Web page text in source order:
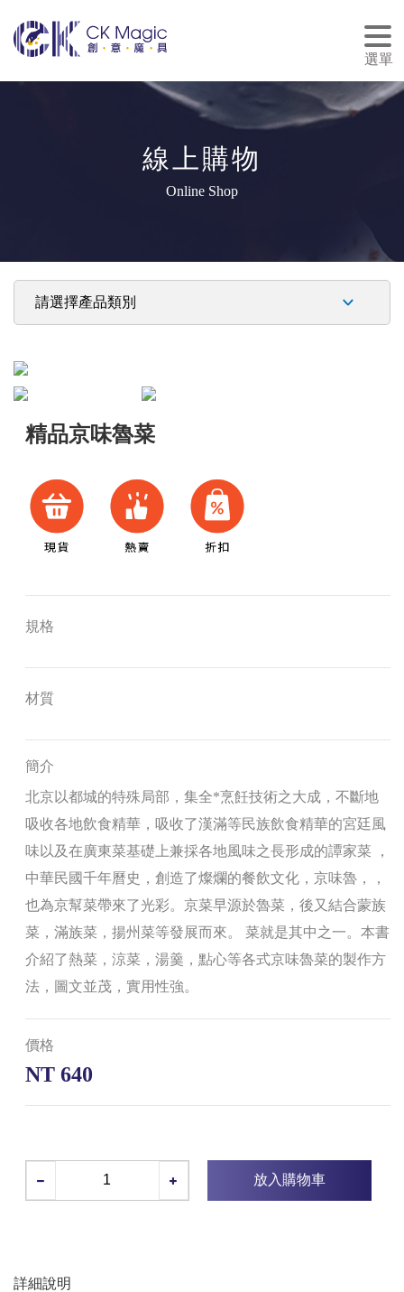
選單
線上購物
Online Shop
精品京味魯菜
規格
材質
簡介
北京以都城的特殊局部，集全*烹飪技術之大成，不斷地
吸收各地飲食精華，吸收了漢滿等民族飲食精華的宮廷風
味以及在廣東菜基礎上兼採各地風味之長形成的譚家菜 ，
中華民國千年曆史，創造了燦爛的餐飲文化，京味魯，，
也為京幫菜帶來了光彩。京菜早源於魯菜，後又結合蒙族
菜，滿族菜，揚州菜等發展而來。 菜就是其中之一。本書
介紹了熱菜，涼菜，湯羹，點心等各式京味魯菜的製作方
法，圖文並茂，實用性強。
價格
NT 640
放入購物車
詳細說明